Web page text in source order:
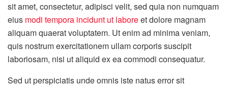
sit amet, consectetur, adipisci velit, sed quia non numquam
eius modi tempora incidunt ut laboreet dolore magnam
aliquam quaerat voluptatem. Ut enim ad minima veniam,
quis nostrum exercitationem ullam corporis suscipit
laboriosam, nisi ut aliquid ex ea commodi consequatur.
Sed ut perspiciatis unde omnis iste natus error sit